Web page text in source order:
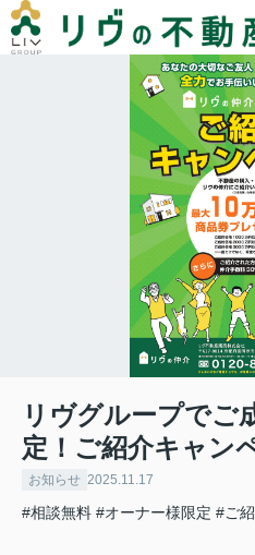
リヴグループでご
定！ご紹介キャン
お知らせ 2025.11.17
#相談無料 #オーナー様限定 #ご